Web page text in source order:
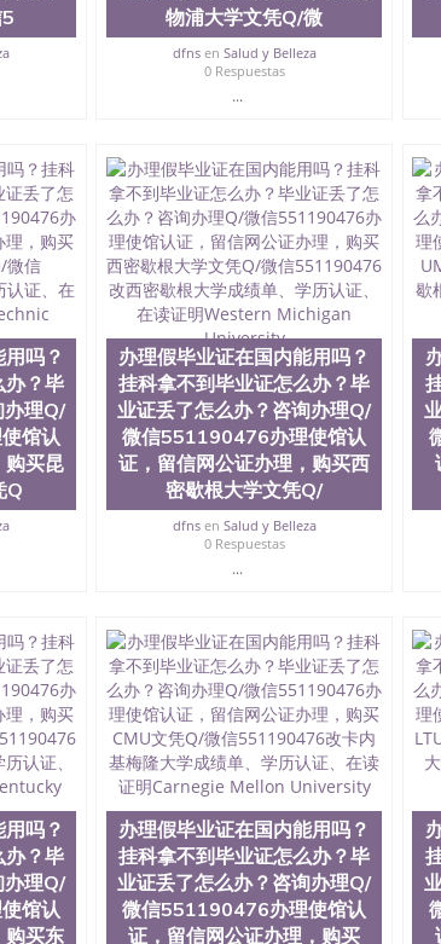
物浦大学文凭Q/微
dfnsen Salud y Belleza
0 Respuestas
...
吗？
办？毕
办理Q/
馆认
购买昆
Q
办理假毕业证在国内能用吗？
挂科拿不到毕业证怎么办？毕
业证丢了怎么办？咨询办理Q/
微信551190476办理使馆认
证，留信网公证办理，购买西
密歇根大学文凭Q/
dfnsen Salud y Belleza
0 Respuestas
...
吗？
办？毕
办理Q/
馆认
购买东
办理假毕业证在国内能用吗？
挂科拿不到毕业证怎么办？毕
业证丢了怎么办？咨询办理Q/
微信551190476办理使馆认
证，留信网公证办理，购买